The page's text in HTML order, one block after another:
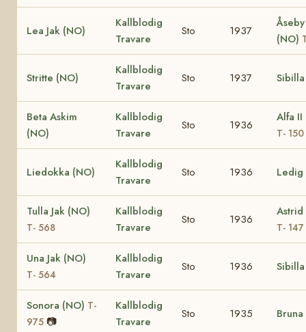
Lea Jak (NO)
Kallblodig
Travare
Sto 1937
(NO)
Stritte (NO)
Kallblodig
Travare
Sto 1937
Beta Askim
(NO)
Kallblodig
Travare
Sto 1936
Alfa II
T- 150
Liedokka (NO)
Kallblodig
Travare
Sto 1936 Ledig
Tulla Jak (NO)
T- 568
Kallblodig
Travare
Sto 1936
T- 147
Una Jak (NO)
T- 564
Kallblodig
Travare
Sto 1936
Sonora (NO) T-
975 📷
Kallblodig
Travare
Sto 1935 Bruna